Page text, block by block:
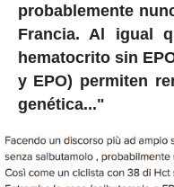
probablemente
Francia. Al igual
hematocrito sin
y EPO) permiten
genética..."